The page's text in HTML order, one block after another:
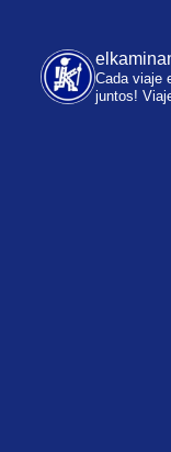
Cada viaje
juntos!